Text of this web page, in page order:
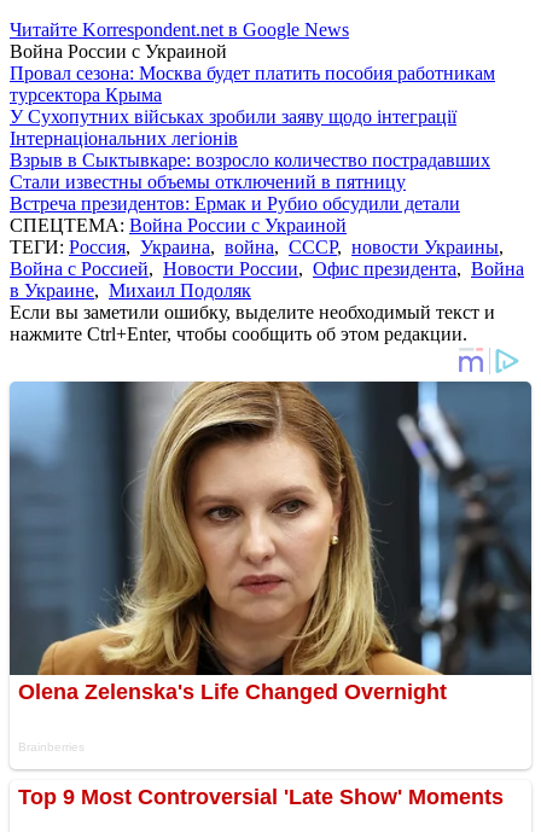
Читайте Korrespondent.net в Google News
Война России с Украиной
Провал сезона: Москва будет платить пособия работникам
турсектора Крыма
У Сухопутних військах зробили заяву щодо інтеграції
Інтернаціональних легіонів
Взрыв в Сыктывкаре: возросло количество пострадавших
Стали известны объемы отключений в пятницу
Встреча президентов: Ермак и Рубио обсудили детали
СПЕЦТЕМА: Война России с Украиной
ТЕГИ: Россия, Украина, война, СССР, новости Украины,
Война с Россией, Новости России, Офис президента, Война
в Украине, Михаил Подоляк
Если вы заметили ошибку, выделите необходимый текст и
нажмите Ctrl+Enter, чтобы сообщить об этом редакции.